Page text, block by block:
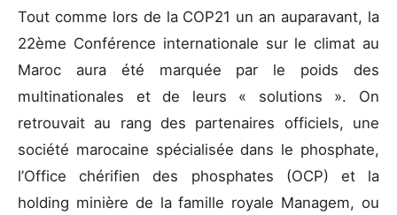
Tout comme lors de la COP21 un an auparavant, la
22ème Conférence internationale sur le climat au
Maroc aura été marquée par le poids des
multinationales et de leurs « solutions ». On
retrouvait au rang des partenaires officiels, une
société marocaine spécialisée dans le phosphate,
l’Office chérifien des phosphates (OCP) et la
holding minière de la famille royale Managem, ou